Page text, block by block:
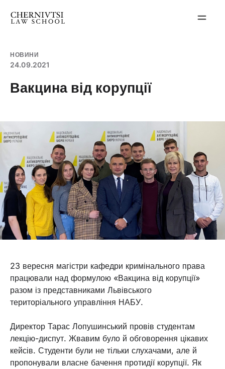
НОВИНИ
24.09.2021
Вакцина від корупції
23 вересня магістри кафедри кримінального права
працювали над формулою «Вакцина від корупції»
разом із представниками Львівського
територіального управління НАБУ.
Директор Тарас Лопушинський провів студентам
лекцію-диспут. Жвавим було й обговорення цікавих
кейсів. Студенти були не тільки слухачами, але й
пропонували власне бачення протидії корупції. Як